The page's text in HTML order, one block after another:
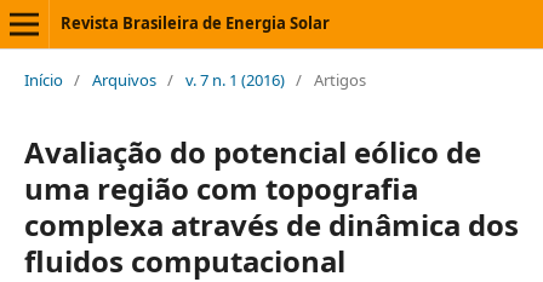
Revista Brasileira de Energia Solar
Início / Arquivos / v. 7 n. 1 (2016) / Artigos
Avaliação do potencial eólico de
uma região com topografia
complexa através de dinâmica dos
fluidos computacional